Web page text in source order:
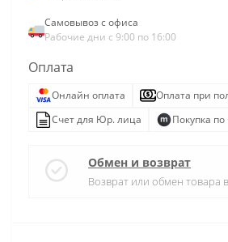
Самовывоз с офиса
Рабочие дни с 9:00 по 16:00
Оплата
Онлайн оплата
Оплата при
Счет для Юр. лица
Покупка по
Обмен и возврат
Возврат или обмен товара